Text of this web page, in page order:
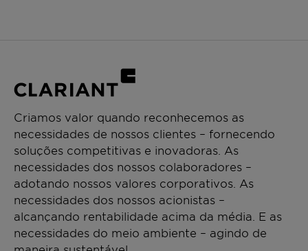
Criamos valor quando reconhecemos as
necessidades de nossos clientes – fornecendo
soluções competitivas e inovadoras. As
necessidades dos nossos colaboradores –
adotando nossos valores corporativos. As
necessidades dos nossos acionistas –
alcançando rentabilidade acima da média. E as
necessidades do meio ambiente – agindo de